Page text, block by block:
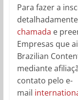
Para fazer a
chamada e
Empresas que
Brazilian
mediante
contato pelo e-
mail